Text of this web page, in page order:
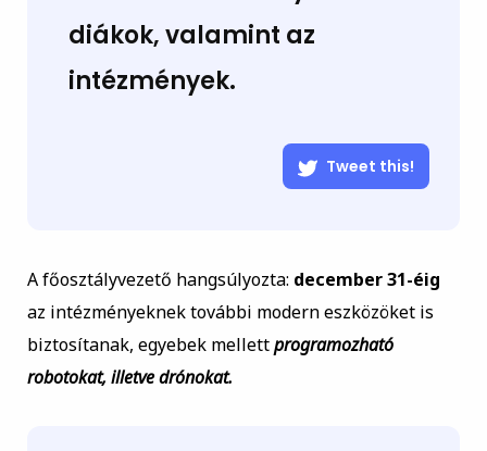
diákok, valamint az
intézmények.
Tweet this!
A főosztályvezető hangsúlyozta: december 31-éig
az intézményeknek további modern eszközöket is
biztosítanak, egyebek mellettprogramozható
robotokat, illetve drónokat.